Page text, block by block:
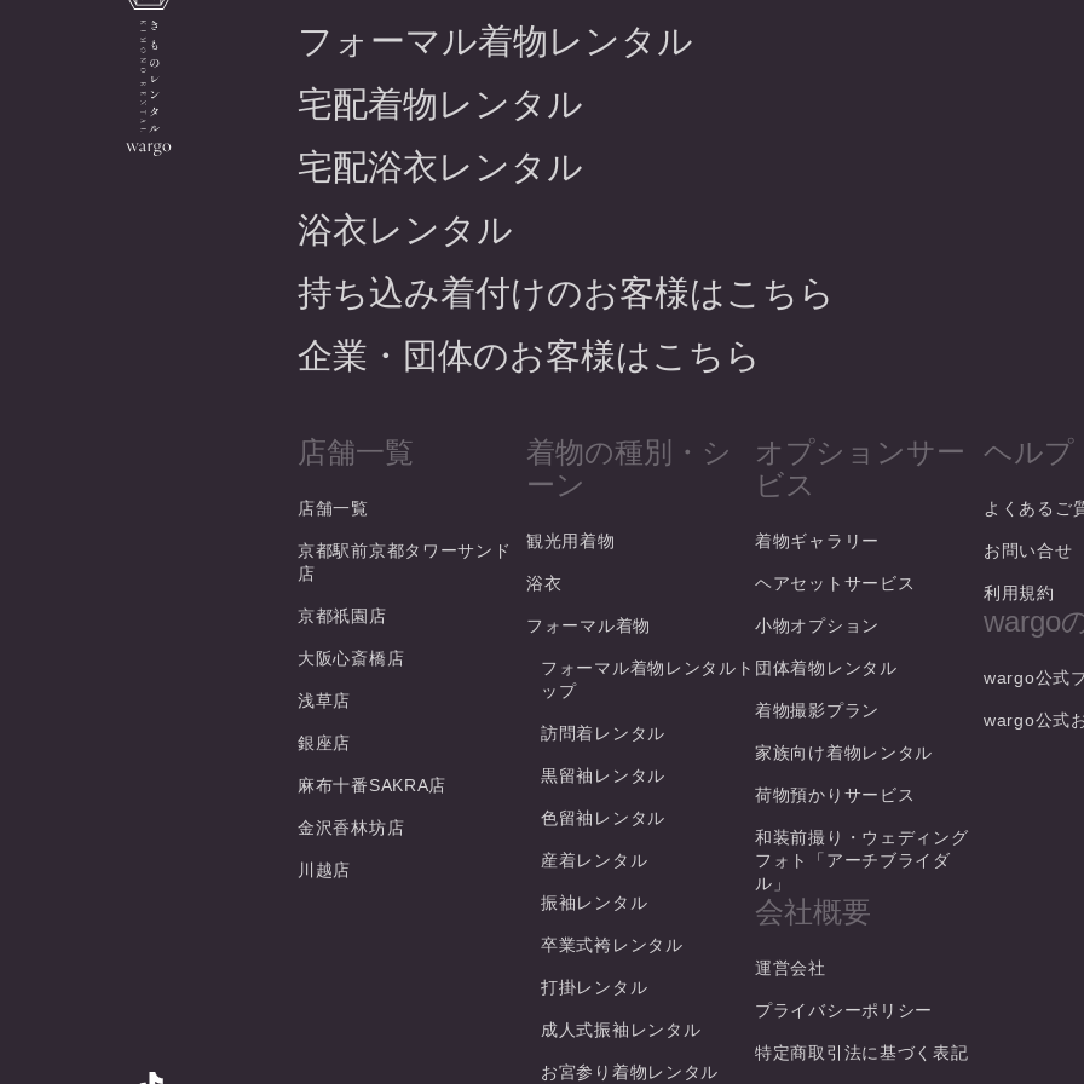
フォーマル着物レンタル
宅配着物レンタル
宅配浴衣レンタル
浴衣レンタル
持ち込み着付けのお客様はこちら
企業・団体のお客様はこちら
店舗一覧
店舗一覧
京都駅前京都タワーサンド
店
京都祇園店
大阪心斎橋店
浅草店
銀座店
麻布十番SAKRA店
金沢香林坊店
川越店
着物の種別・シ
ーン
観光用着物
浴衣
フォーマル着物
フォーマル着物レンタルト
ップ
訪問着レンタル
黒留袖レンタル
色留袖レンタル
産着レンタル
振袖レンタル
卒業式袴レンタル
打掛レンタル
成人式振袖レンタル
お宮参り着物レンタル
オプションサー
ビス
着物ギャラリー
ヘアセットサービス
小物オプション
団体着物レンタル
着物撮影プラン
家族向け着物レンタル
荷物預かりサービス
和装前撮り・ウェディング
フォト「アーチブライダ
ル」
会社概要
運営会社
プライバシーポリシー
特定商取引法に基づく表記
ヘルプ
よくあるご
お問い合せ
利用規約
wargo
wargo公式
wargo公式